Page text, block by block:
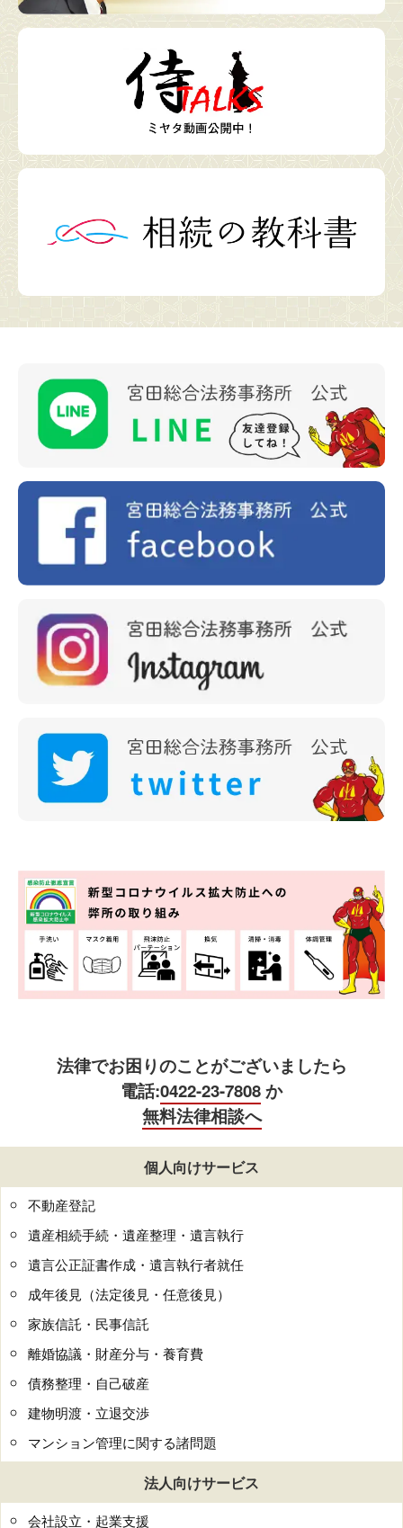
法律でお困りのことがございましたら
電話:0422-23-7808か
無料法律相談へ
個人向けサービス
不動産登記
遺産相続手続・遺産整理・遺言執行
遺言公正証書作成・遺言執行者就任
成年後見（法定後見・任意後見）
家族信託・民事信託
離婚協議・財産分与・養育費
債務整理・自己破産
建物明渡・立退交渉
マンション管理に関する諸問題
法人向けサービス
会社設立・起業支援